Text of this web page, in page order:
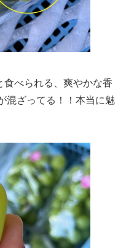
べられる、爽やかな香
混ざってる！！本当に魅